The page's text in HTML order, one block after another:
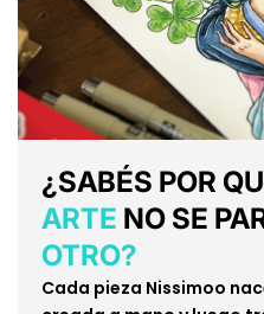
¿SABÉS POR
ARTE NO SE
OTRO?
Cada pieza Nissimoo